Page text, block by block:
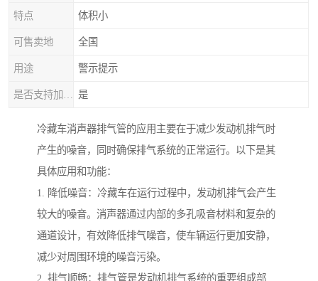
特点 体积小
可售卖地 全国
用途 警示提示
是
冷藏车消声器排气管的应用主要在于减少发动机排气时
产生的噪音，同时确保排气系统的正常运行。以下是其
具体应用和功能：
1. 降低噪音：冷藏车在运行过程中，发动机排气会产生
较大的噪音。消声器通过内部的多孔吸音材料和复杂的
通道设计，有效降低排气噪音，使车辆运行更加安静，
减少对周围环境的噪音污染。
2. 排气顺畅：排气管是发动机排气系统的重要组成部